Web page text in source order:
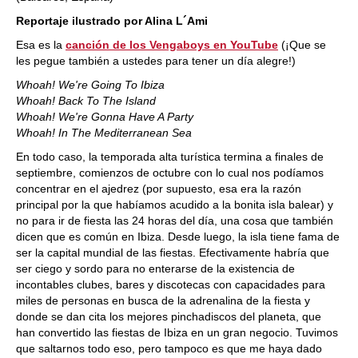
Reportaje ilustrado por Alina L´Ami
Esa es la canción de los Vengaboys en YouTube (¡Que se
les pegue también a ustedes para tener un día alegre!)
Whoah! We're Going To Ibiza
Whoah! Back To The Island
Whoah! We're Gonna Have A Party
Whoah! In The Mediterranean Sea
En todo caso, la temporada alta turística termina a finales de
septiembre, comienzos de octubre con lo cual nos podíamos
concentrar en el ajedrez (por supuesto, esa era la razón
principal por la que habíamos acudido a la bonita isla balear) y
no para ir de fiesta las 24 horas del día, una cosa que también
dicen que es común en Ibiza. Desde luego, la isla tiene fama de
ser la capital mundial de las fiestas. Efectivamente habría que
ser ciego y sordo para no enterarse de la existencia de
incontables clubes, bares y discotecas con capacidades para
miles de personas en busca de la adrenalina de la fiesta y
donde se dan cita los mejores pinchadiscos del planeta, que
han convertido las fiestas de Ibiza en un gran negocio. Tuvimos
que saltarnos todo eso, pero tampoco es que me haya dado